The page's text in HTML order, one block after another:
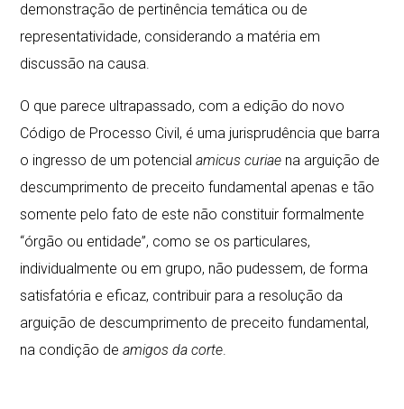
demonstração de pertinência temática ou de
representatividade, considerando a matéria em
discussão na causa.
O que parece ultrapassado, com a edição do novo
Código de Processo Civil, é uma jurisprudência que barra
o ingresso de um potencialamicus curiae na arguição de
descumprimento de preceito fundamental apenas e tão
somente pelo fato de este não constituir formalmente
“órgão ou entidade”, como se os particulares,
individualmente ou em grupo, não pudessem, de forma
satisfatória e eficaz, contribuir para a resolução da
arguição de descumprimento de preceito fundamental,
na condição deamigos da corte.